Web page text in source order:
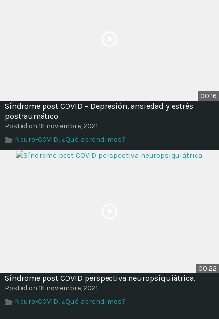
00:16
Síndrome post COVID – Depresión, ansiedad y estrés
postraumático
Posted on 18 noviembre, 2021
Neuro-COVID, ¿Qué aprendimos?
00:22
Síndrome post COVID perspectiva neuropsiquiátrica.
Posted on 18 noviembre, 2021
Neuro-COVID, ¿Qué aprendimos?